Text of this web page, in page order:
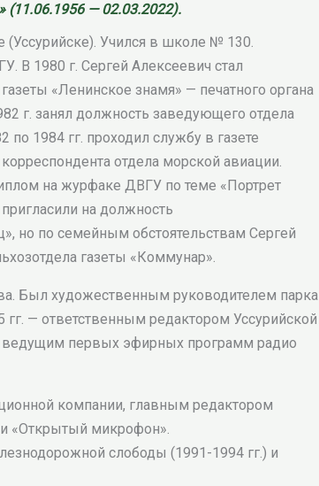
(11.06.1956 — 02.03.2022).
(Уссурийске). Учился в школе № 130.
В 1980 г. Сергей Алексеевич стал
«Ленинское знамя» — печатного органа
г. занял должность заведующего отдела
по 1984 гг. проходил службу в газете
отдела морской авиации.
на журфаке ДВГУ по теме «Портрет
на должность
но по семейным обстоятельствам Сергей
газеты «Коммунар».
Был художественным руководителем парка
— ответственным редактором Уссурийской
ведущим первых эфирных программ радио
компании, главным редактором
«Открытый микрофон».
слободы (1991-1994 гг.) и